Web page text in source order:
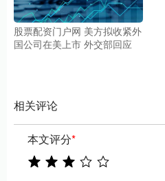
股票配资门户网 美方拟收紧外
国公司在美上市 外交部回应
相关评论
本文评分*